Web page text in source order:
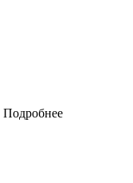
Подробнее